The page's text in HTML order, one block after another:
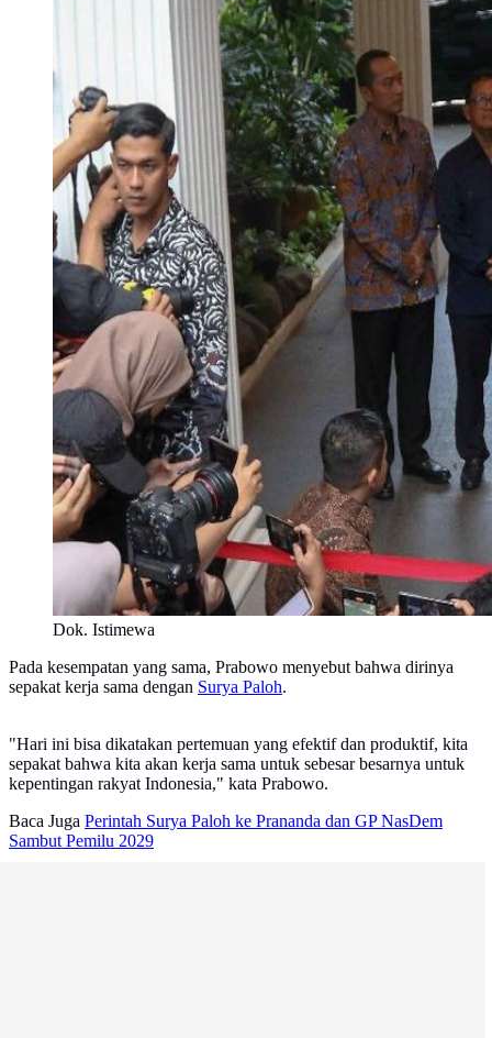
Dok. Istimewa
Pada kesempatan yang sama, Prabowo menyebut bahwa dirinya
sepakat kerja sama dengan Surya Paloh.
"Hari ini bisa dikatakan pertemuan yang efektif dan produktif, kita
sepakat bahwa kita akan kerja sama untuk sebesar besarnya untuk
kepentingan rakyat Indonesia," kata Prabowo.
Baca Juga Perintah Surya Paloh ke Prananda dan GP NasDem
Sambut Pemilu 2029